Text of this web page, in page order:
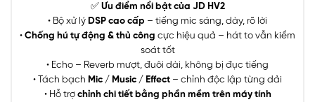
✅ Ưu điểm nổi bật của JD HV2
• Bộ xử lý DSP cao cấp – tiếng mic sáng, dày, rõ lời
• Chống hú tự động & thủ công cực hiệu quả – hát to vẫn kiểm
soát tốt
• Echo – Reverb mượt, đuôi dài, không bị đục tiếng
• Tách bạch Mic / Music / Effect – chỉnh độc lập từng dải
• Hỗ trợ chỉnh chi tiết bằng phần mềm trên máy tính